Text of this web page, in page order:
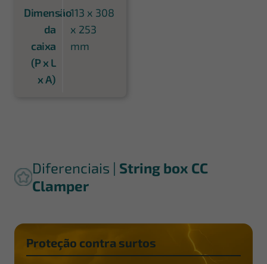
Dimensão
da
caixa
(P x L
x A)
113 x 308
x 253
mm
Diferenciais | String box CC
Clamper
Proteção contra surtos